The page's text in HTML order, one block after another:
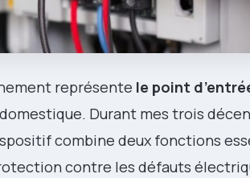
représente le point
Durant mes trois
combine deux fonctions
contre les défauts